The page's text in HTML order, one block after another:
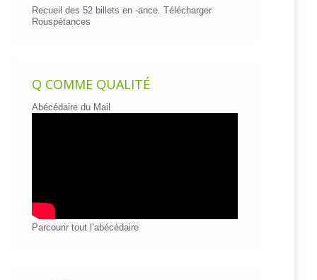
Recueil des 52 billets en -ance. Télécharger
Rouspétances
Q COMME QUALITÉ
Abécédaire du Mail
Parcourir tout l’abécédaire